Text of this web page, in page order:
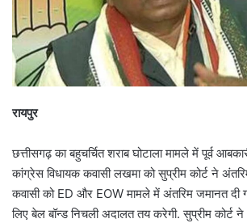
रायपुर
छत्तीसगढ़ का बहुचर्चित शराब घोटाला मामले में पूर्व
कांग्रेस विधायक कवासी लखमा को सुप्रीम कोर्ट ने
कवासी को ED और EOW मामले में अंतरिम जमानत दी
लिए बेल बॉन्ड निचली अदालत तय करेगी. सुप्रीम कोर्ट